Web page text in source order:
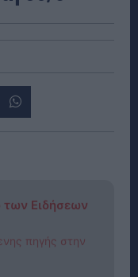
των Ειδήσεων
πηγής στην